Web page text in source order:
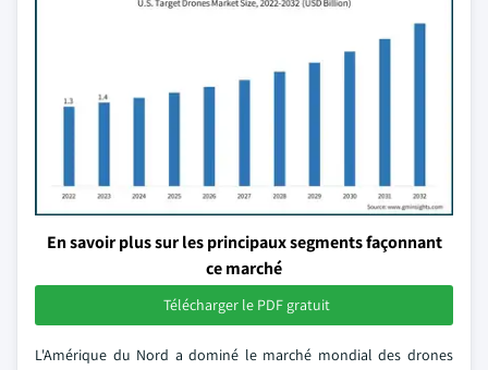
En savoir plus sur les principaux segments façonnant
ce marché
Télécharger le PDF gratuit
L'Amérique du Nord a dominé le marché mondial des drones